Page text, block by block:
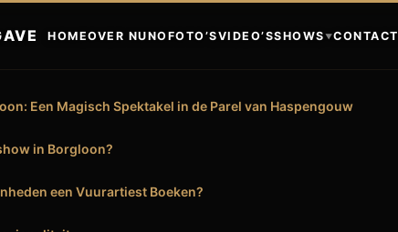
HOMEOVER NUNO FOTO’SVIDEO’SSHOWS ▼CONTACT
Een Magisch Spektakel in de Parel van Haspengouw
in Borgloon?
een Vuurartiest Boeken?